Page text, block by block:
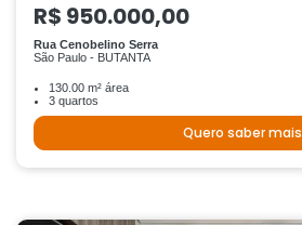
R$ 950.000,00
Rua Cenobelino Serra
São Paulo - BUTANTA
130.00 m² área
3 quartos
Quero saber mais